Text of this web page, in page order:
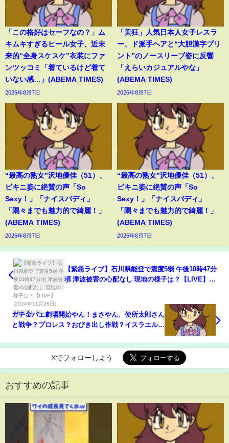
「この格好はセーフなの？」ム
キムキすぎるヒール女子、近未
来的“全身スケスケ”衣装にファ
ンツッコミ「着ているけど着て
いない感…」(ABEMA TIMES)
2026年8月7日
「美狂」人気日本人女子レスラ
ー、ド派手ヘアと“大胆漢字プリ
ント”のノースリーブ姿に反響
「えらいカジュアルやな」
(ABEMA TIMES)
2026年8月7日
“最高の熟女”沢地優佳（51）、
ビキニ姿に絶賛の声「So
Sexy！」「ナイスバディ」
「隅々までも魅力的で綺麗！」
(ABEMA TIMES)
2026年8月7日
“最高の熟女”沢地優佳（51）、
ビキニ姿に絶賛の声「So
Sexy！」「ナイスバディ」
「隅々までも魅力的で綺麗！」
(ABEMA TIMES)
2026年8月7日
【緊急ライブ】石川県能登で震度5弱 午後10時47分
頃 津波被害の心配なし 現地の様子は？【LIVE】
ガチ金バエ劇場開始やん！まさやん、便所太郎さん
と戦争？プロレス？おびき出し作戦？イスラエルで
ｗどちらにせよ、退院！配信はないな予想！金バエ
死の恐怖で別人格？
Xでフォローしよう
おすすめの記事